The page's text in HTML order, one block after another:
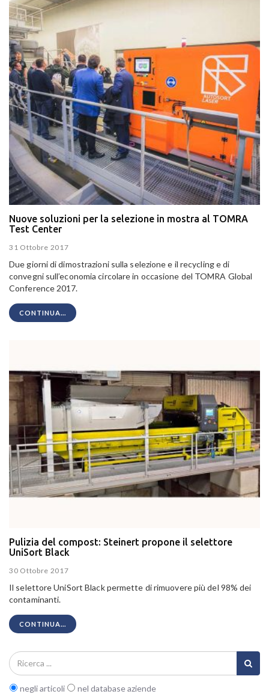
Nuove soluzioni per la selezione in mostra al TOMRA
Test Center
31 Ottobre 2017
Due giorni di dimostrazioni sulla selezione e il recycling e di
convegni sull’economia circolare in occasione del TOMRA Global
Conference 2017.
CONTINUA...
Pulizia del compost: Steinert propone il selettore
UniSort Black
30 Ottobre 2017
Il selettore UniSort Black permette di rimuovere più del 98% dei
contaminanti.
CONTINUA...
negli articoli nel database aziende